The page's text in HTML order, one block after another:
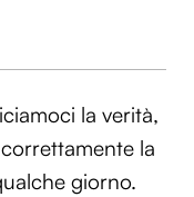
la verità,
la
giorno.